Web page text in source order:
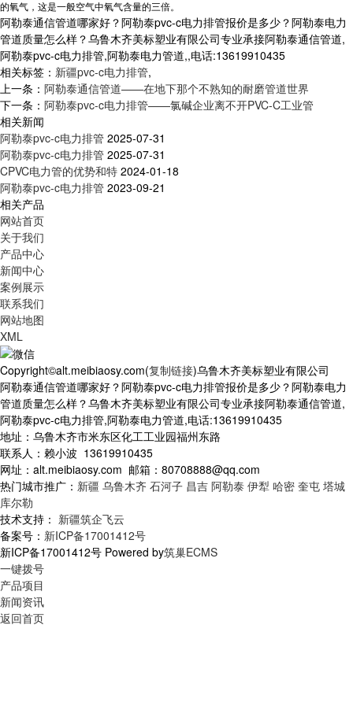
的氧气，这是一般空气中氧气含量的三倍。
阿勒泰通信管道哪家好？阿勒泰pvc-c电力排管报价是多少？阿勒泰电力
管道质量怎么样？乌鲁木齐美标塑业有限公司专业承接阿勒泰通信管道,
阿勒泰pvc-c电力排管,阿勒泰电力管道,,电话:13619910435
相关标签： 新疆pvc-c电力排管,
上一条： 阿勒泰通信管道——在地下那个不熟知的耐磨管道世界
下一条： 阿勒泰pvc-c电力排管——氯碱企业离不开PVC-C工业管
相关新闻
阿勒泰pvc-c电力排管 2025-07-31
阿勒泰pvc-c电力排管 2025-07-31
CPVC电力管的优势和特 2024-01-18
阿勒泰pvc-c电力排管 2023-09-21
相关产品
网站首页
关于我们
产品中心
新闻中心
案例展示
联系我们
网站地图
XML
Copyright©alt.meibiaosy.com(复制链接)乌鲁木齐美标塑业有限公司
阿勒泰通信管道哪家好？阿勒泰pvc-c电力排管报价是多少？阿勒泰电力
管道质量怎么样？乌鲁木齐美标塑业有限公司专业承接阿勒泰通信管道,
阿勒泰pvc-c电力排管,阿勒泰电力管道,电话:13619910435
地址：乌鲁木齐市米东区化工工业园福州东路
联系人：赖小波 13619910435
网址：alt.meibiaosy.com 邮箱：80708888@qq.com
热门城市推广： 新疆 乌鲁木齐 石河子 昌吉 阿勒泰 伊犁 哈密 奎屯 塔城
库尔勒
技术支持： 新疆筑企飞云
备案号： 新ICP备17001412号
新ICP备17001412号 Powered by筑巢ECMS
一键拨号
产品项目
新闻资讯
返回首页